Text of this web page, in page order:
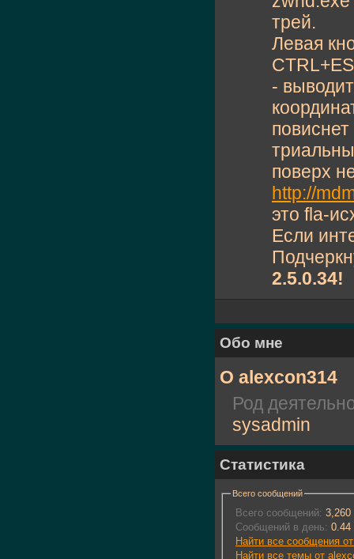
трей.
Левая
-
поверх
http://
это fla-
Если
2.5.0.34!
Обо мне
О alexcon314
Род
sysadmin
Статистика
Всего сообщений
Всего сообщений: 3,260
Сообщений в день: 0.44
Найти все сообщения
Найти все темы от